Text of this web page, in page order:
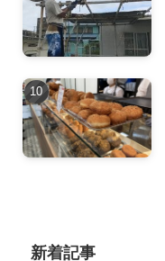
新着記事